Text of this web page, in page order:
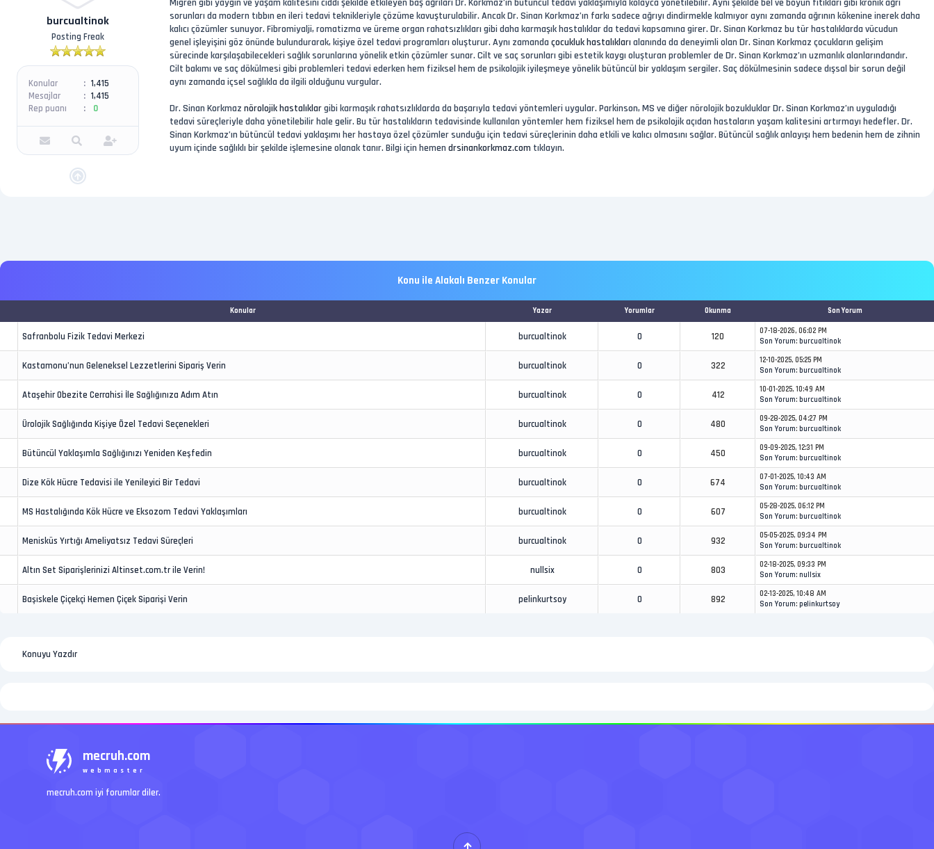
burcualtinok
Posting Freak
Konular
1,415
Mesajlar
1,415
Rep puanı
0
Migren gibi yaygın ve yaşam kalitesini ciddi şekilde etkileyen baş ağrıları Dr. Korkmaz’ın bütüncül tedavi yaklaşımıyla kolayca yönetilebilir. Aynı şekilde bel ve boyun fıtıkları gibi kronik ağrı
sorunları da modern tıbbın en ileri tedavi teknikleriyle çözüme kavuşturulabilir. Ancak Dr. Sinan Korkmaz’ın farkı sadece ağrıyı dindirmekle kalmıyor aynı zamanda ağrının kökenine inerek daha
kalıcı çözümler sunuyor. Fibromiyalji, romatizma ve üreme organ rahatsızlıkları gibi daha karmaşık hastalıklar da tedavi kapsamına girer. Dr. Sinan Korkmaz bu tür hastalıklarda vücudun
genel işleyişini göz önünde bulundurarak, kişiye özel tedavi programları oluşturur. Aynı zamanda çocukluk hastalıkları alanında da deneyimli olan Dr. Sinan Korkmaz çocukların gelişim
sürecinde karşılaşabilecekleri sağlık sorunlarına yönelik etkin çözümler sunar. Cilt ve saç sorunları gibi estetik kaygı oluşturan problemler de Dr. Sinan Korkmaz’ın uzmanlık alanlarındandır.
Cilt bakımı ve saç dökülmesi gibi problemleri tedavi ederken hem fiziksel hem de psikolojik iyileşmeye yönelik bütüncül bir yaklaşım sergiler. Saç dökülmesinin sadece dışsal bir sorun değil
aynı zamanda içsel sağlıkla da ilgili olduğunu vurgular.
Dr. Sinan Korkmaz nörolojik hastalıklargibi karmaşık rahatsızlıklarda da başarıyla tedavi yöntemleri uygular. Parkinson, MS ve diğer nörolojik bozukluklar Dr. Sinan Korkmaz’ın uyguladığı
tedavi süreçleriyle daha yönetilebilir hale gelir. Bu tür hastalıkların tedavisinde kullanılan yöntemler hem fiziksel hem de psikolojik açıdan hastaların yaşam kalitesini artırmayı hedefler. Dr.
Sinan Korkmaz’ın bütüncül tedavi yaklaşımı her hastaya özel çözümler sunduğu için tedavi süreçlerinin daha etkili ve kalıcı olmasını sağlar. Bütüncül sağlık anlayışı hem bedenin hem de zihnin
uyum içinde sağlıklı bir şekilde işlemesine olanak tanır. Bilgi için hemen drsinankorkmaz.com tıklayın.
Konu ile Alakalı Benzer Konular
Konular Yazar Yorumlar Okunma Son Yorum
Safranbolu Fizik Tedavi Merkezi burcualtinok 0 120
07-18-2026, 06:02 PM
Son Yorum: burcualtinok
Kastamonu’nun Geleneksel Lezzetlerini Sipariş Verin burcualtinok 0 322
12-10-2025, 05:25 PM
Son Yorum: burcualtinok
Ataşehir Obezite Cerrahisi İle Sağlığınıza Adım Atın burcualtinok 0 412
10-01-2025, 10:49 AM
Son Yorum: burcualtinok
Ürolojik Sağlığında Kişiye Özel Tedavi Seçenekleri burcualtinok 0 480
09-28-2025, 04:27 PM
Son Yorum: burcualtinok
Bütüncül Yaklaşımla Sağlığınızı Yeniden Keşfedin burcualtinok 0 450
09-09-2025, 12:31 PM
Son Yorum: burcualtinok
Dize Kök Hücre Tedavisi ile Yenileyici Bir Tedavi burcualtinok 0 674
07-01-2025, 10:43 AM
Son Yorum: burcualtinok
MS Hastalığında Kök Hücre ve Eksozom Tedavi Yaklaşımları burcualtinok 0 607
05-28-2025, 06:12 PM
Son Yorum: burcualtinok
Menisküs Yırtığı Ameliyatsız Tedavi Süreçleri burcualtinok 0 932
05-05-2025, 09:34 PM
Son Yorum: burcualtinok
Altın Set Siparişlerinizi Altinset.com.tr ile Verin! nullsix 0 803
02-18-2025, 09:33 PM
Son Yorum: nullsix
Başiskele Çiçekçi Hemen Çiçek Siparişi Verin pelinkurtsoy 0 892
02-13-2025, 10:48 AM
Son Yorum: pelinkurtsoy
Konuyu Yazdır
mecruh.com
webmaster
mecruh.com iyi forumlar diler.